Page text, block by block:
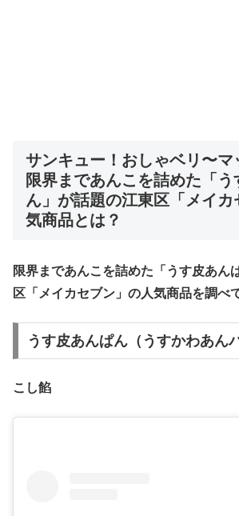
サンキュー！おしゃベリ〜マ
限界まであんこを詰めた「う
ん」が話題の江東区「メイカ
気商品とは？
限界まであんこを詰めた「うす皮あん
区「メイカセブン」の人気商品を調べ
うす皮あんぱん（うすかわあん
こし餡